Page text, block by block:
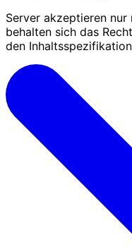
Server akzeptieren
behalten sich das
den